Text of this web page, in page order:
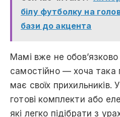
білу футболку на
бази до акцента
Мамі вже не
самостійно — хоча така
має своїх
готові комплекти або
які легко підібрати з